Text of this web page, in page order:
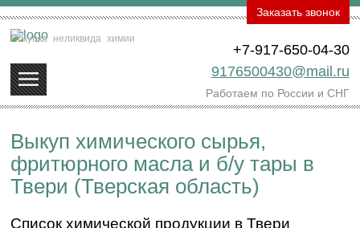
Покупка неликвида химии
+7-917-650-04-30
9176500430@mail.ru
Работаем по России и СНГ
Заказать звонок
Выкуп химического сырья,
фритюрного масла и б/у тары в
Твери (Тверская область)
Список химической продукции в Твери